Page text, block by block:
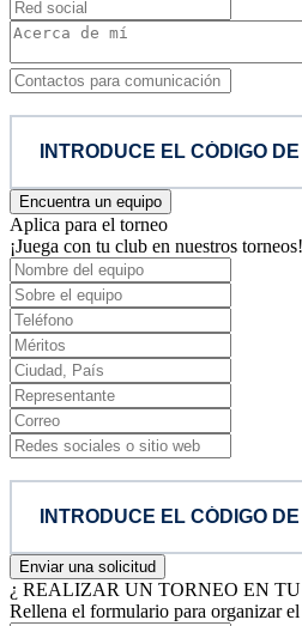
Encuentra un equipo
Aplica para el torneo
¡Juega con tu club en nuestros torneos!
Enviar una solicitud
¿ REALIZAR UN TORNEO EN
Rellena el formulario para organizar